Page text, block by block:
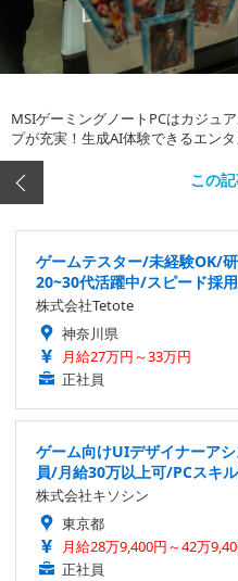
MSIゲーミングノートPCはカジュ
プが充実！生成AI体験できるエンタ
この
ゲームテスター/未経験OK/
20~30代活躍中/スピード採用
株式会社Tetote
神奈川県
月給27万円～33万円
正社員
ゲーム向けUIデザイナーア
員/月給30万以上可/PCスキ
株式会社キソシン
東京都
月給28万9,400円～42万
正社員